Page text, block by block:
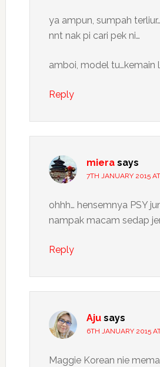
ya ampun, sumpah terliur…
nnt nak pi cari pek ni…
amboi, model tu…kemain
Reply
miera says
7TH JANUARY 2015
ohhh… hensemnya PSY
nampak macam sedap
Reply
Aju says
6TH JANUARY 2015
Maggie Korean nie